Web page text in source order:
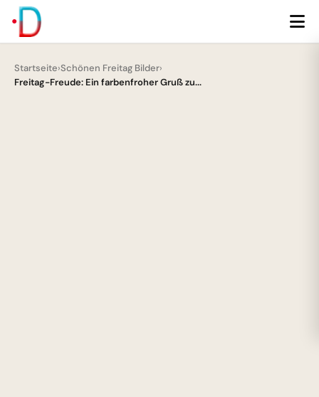
Startseite›Schönen Freitag Bilder›
Freitag-Freude: Ein farbenfroher Gruß zu...